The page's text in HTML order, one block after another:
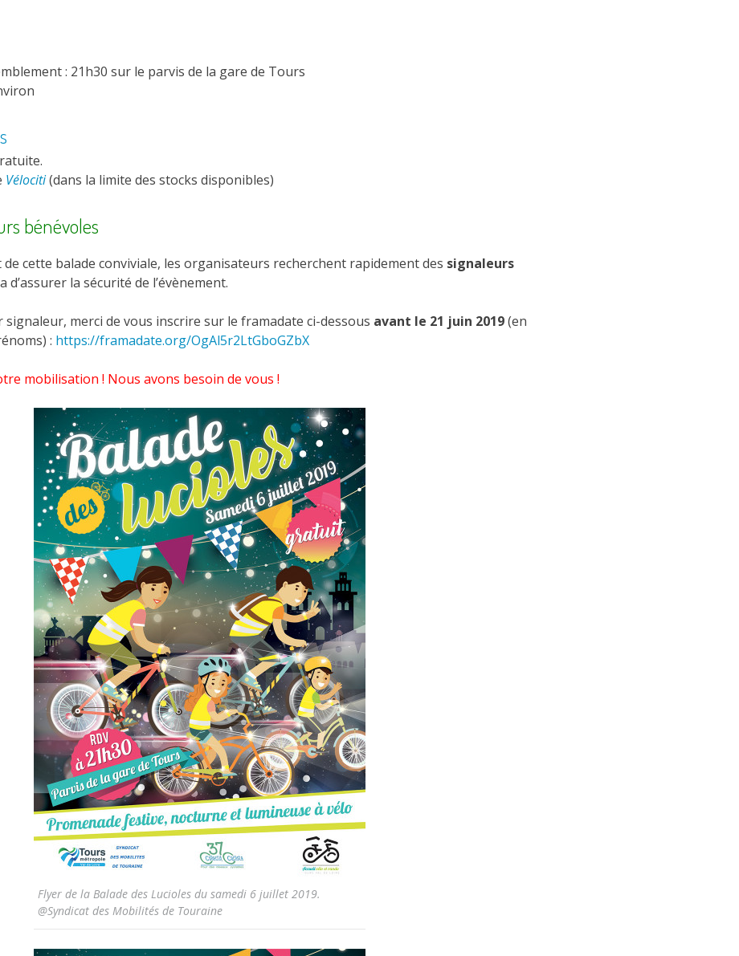
: 21h30 sur le parvis de la gare de Tours
Vélociti(dans la limite des stocks disponibles)
bénévoles
cette balade conviviale, les organisateurs recherchent rapidement des signaleurs
d’assurer la sécurité de l’évènement.
signaleur, merci de vous inscrire sur le framadate ci-dessous avant le 21 juin 2019(en
: https://framadate.org/OgAl5r2LtGboGZbX
mobilisation ! Nous avons besoin de vous !
Flyer de la Balade des Lucioles du samedi 6 juillet 2019.
@Syndicat des Mobilités de Touraine